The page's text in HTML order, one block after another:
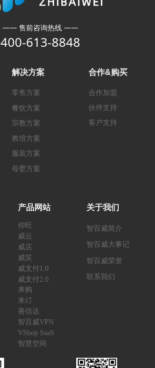
—— 售前咨询热线 ——
400-613-8848
解决方案
零售方案
餐饮方案
宗教方案
教培方案
服装方案
母婴方案
合作&购买
合作加盟
伙伴支持
客户支持
产品网站
仰旺
威云
威店
威笑
威支付1.0
威支付2.0
来购
来订
善信达
智百威VPN
VShop SaaS
智慧空间
关于我们
智百威简介
智百威大事记
智百威荣誉
联系我们